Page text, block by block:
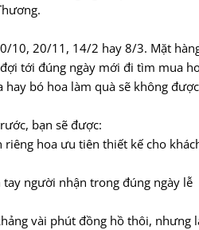
10, 20/11, 14/2 hay 8/3. Mặt
tới đúng ngày mới đi tìm mua
bó hoa làm quà sẽ không
bạn sẽ được:
hoa ưu tiên thiết kế cho
người nhận trong đúng ngày lễ
vài phút đồng hồ thôi,